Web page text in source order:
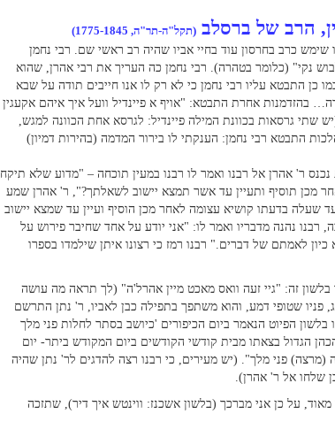
הרב של ברסלב (תקל"ה-תר"ה, 1775-1845)
שימש כרב בחרסון עוד בחיי אביו שהיה רב ראשי שם. רבי נחמן
נקי" (כלומר בטהרה). רבי נחמן כה העריך את רבי אהרן, שהוא
כן התבטא עליו רבי נחמן כי לא רק לו אנו חייבים תודה על שבא
בהזדמנות אחרת התבטא: "אויף א פיינדיל וועל איך איהם אקעגין
גרסאות בכוונת המילה פיינדיל: לגרסא אחת הכוונה למגש,
התבטא רבי נחמן: הענקתי לו בירור המדמה (בהירות דמיון)
ר' אהרן אל רבנו ואמר לו רבנו במעין תוכחה – "מדוע שלא תיקח
מכן תוסיף ותעיין עד אשר תמצא יישוב לשאלתך?", ר' אהרן שמע
שעלה בדעתו קושיא עצומה לאחר מכן הוסיף ועיין עד שמצא יישוב
נהנה מדבריו ואמר לו: "אני יודע על אחד שחיבר פירוש על
לאמתם של דברים." רבנו רמז כי רצונו איתן שילמדו בספרו
זה: "גיי זעה וואס מאכט מיין אהרל'ה" (לך תראה מה עושה
פניו שטופי דמע, והוא משתפך בתפילה כבן לאביו, ר' נתן התרשם
הפיוט הנאמר ביום הכיפורים 'כיושב בסתר לחלות פני מלך
הגדול בצאתו מבית קודשי הקודשים ביום המקודש ביתר- יום
פני מלך". (יש מעירים, כי רבנו רצה להדגים לר' נתן שהיה
שלחו אל ר' אהרן).
על כן אני מברכך (בלשון אשכנז: ווינטש איך דיר), שתזכה